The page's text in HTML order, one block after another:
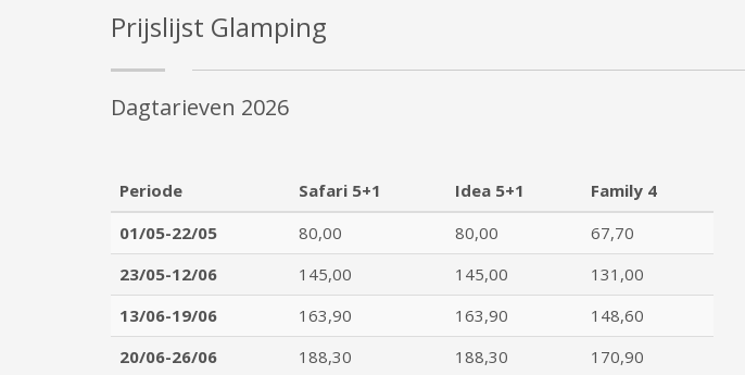
Prijslijst Glamping
Dagtarieven 2026
Periode Safari 5+1 Idea 5+1
Family 4
01/05-22/05
80,00 80,00
67,70
23/05-12/06
145,00 145,00
131,00
13/06-19/06
163,90 163,90
148,60
20/06-26/06
188,30 188,30
170,90